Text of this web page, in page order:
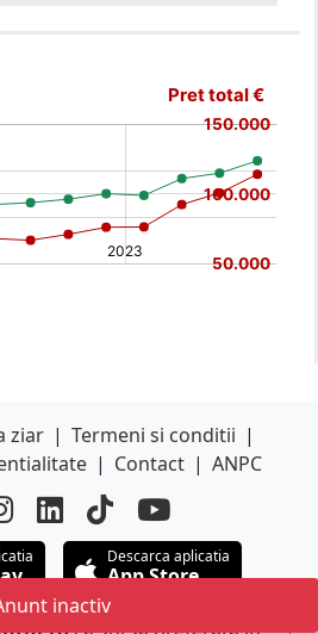
inactiv
ziar | Termeni si conditii |
| Contact | ANPC
Descarca aplicatia
App Store